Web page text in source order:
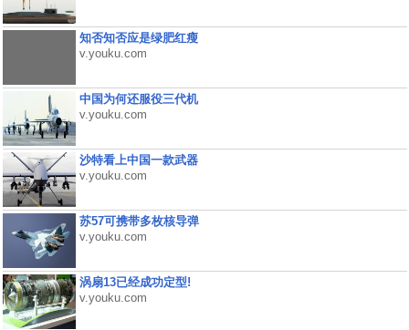
知否知否应是绿肥红瘦
v.youku.com
中国为何还服役三代机
v.youku.com
沙特看上中国一款武器
v.youku.com
苏57可携带多枚核导弹
v.youku.com
涡扇13已经成功定型!
v.youku.com